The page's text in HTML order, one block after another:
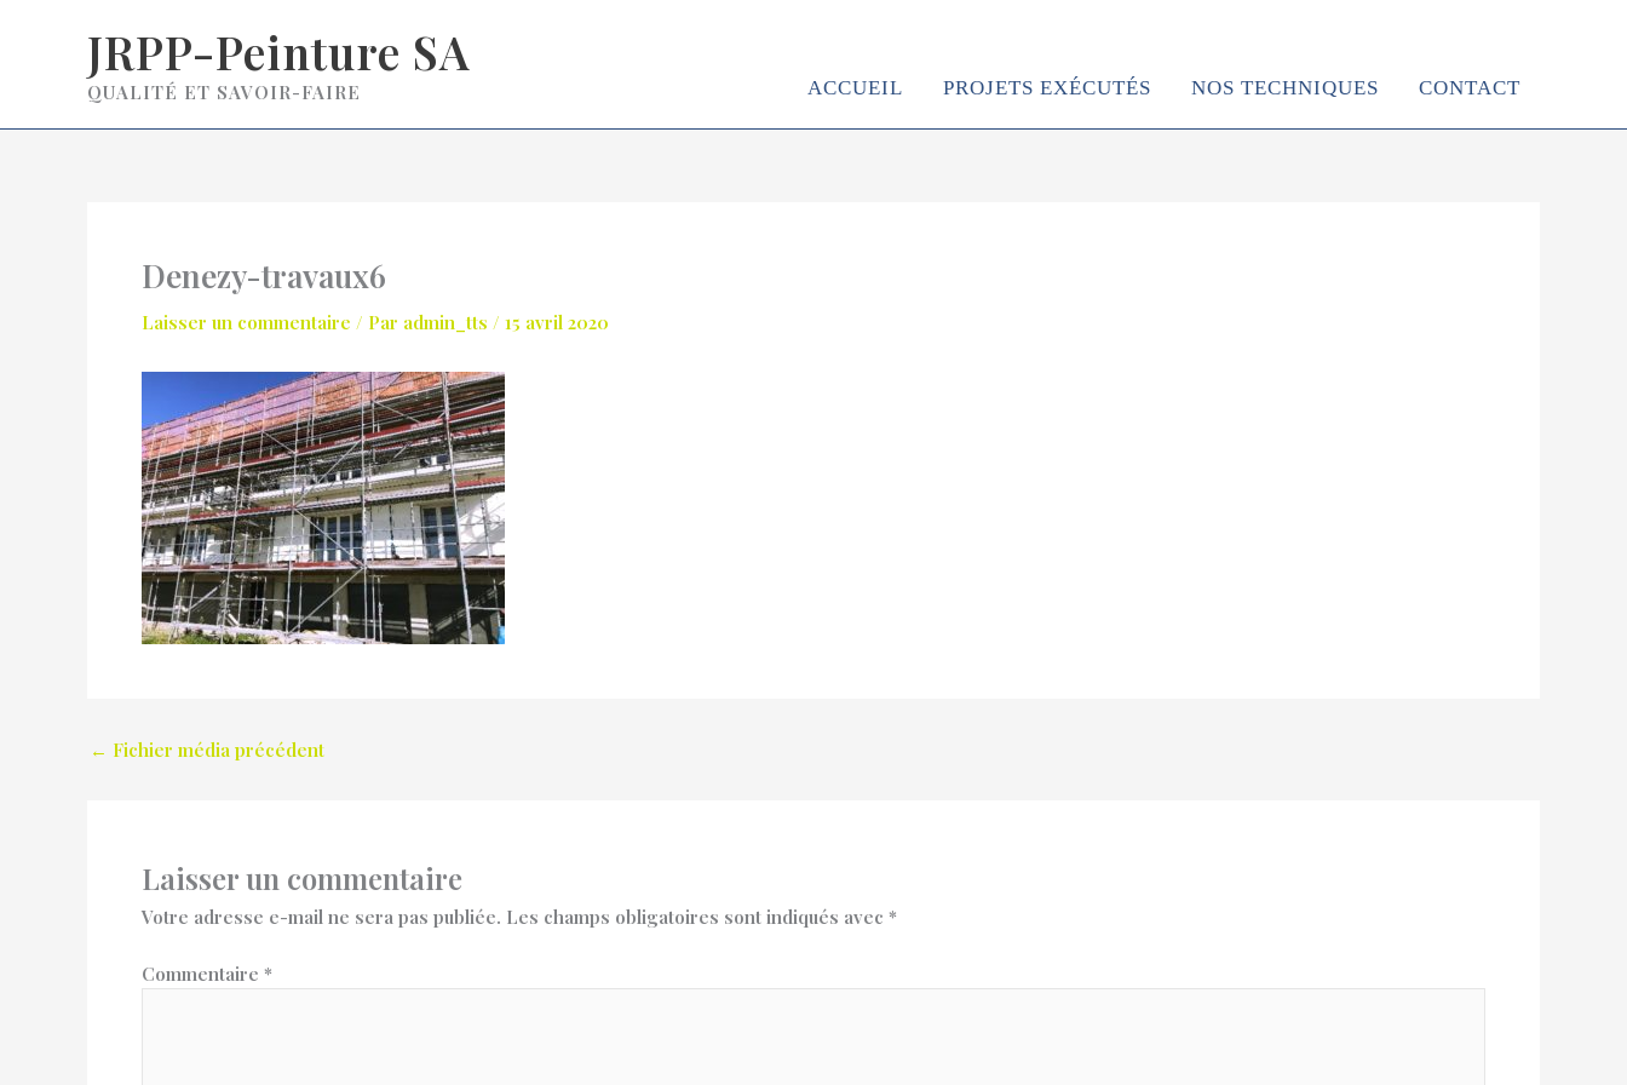
JRPP-Peinture SA
QUALITÉ ET SAVOIR-FAIRE ACCUEIL PROJETS EXÉCUTÉS NOS TECHNIQUES CONTACT
Denezy-travaux6
Laisser un commentaire / Par admin_tts / 15 avril 2020
← Fichier média précédent
Laisser un commentaire
Votre adresse e-mail ne sera pas publiée. Les champs obligatoires sont indiqués avec *
Commentaire *